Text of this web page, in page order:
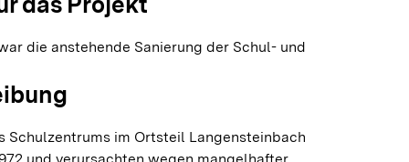
die anstehende Sanierung der Schul- und
Schulzentrums im Ortsteil Langensteinbach